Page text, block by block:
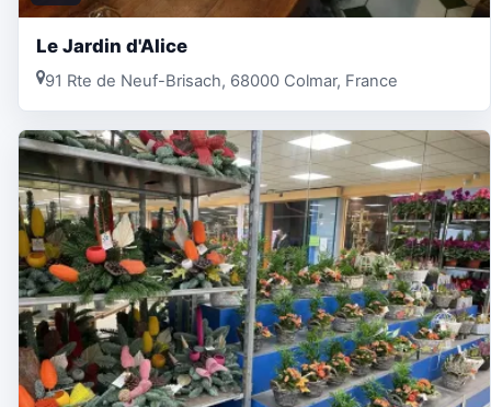
Le Jardin d'Alice
91 Rte de Neuf-Brisach, 68000 Colmar, France